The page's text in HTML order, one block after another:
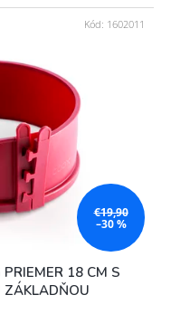
€19,90
–30 %
18 CM S
ZÁKLADŇOU
Kód: 1602011